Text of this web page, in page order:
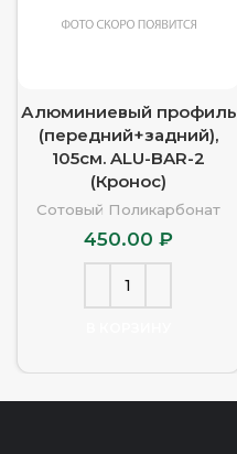
Алюминиевый профиль
(передний+задний),
105см. ALU-BAR-2
(Кронос)
Сотовый Поликарбонат
450.00₽